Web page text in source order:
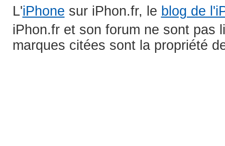
L'iPhone sur iPhon.fr, le blog de
iPhon.fr et son forum ne sont pas
marques citées sont la propriété